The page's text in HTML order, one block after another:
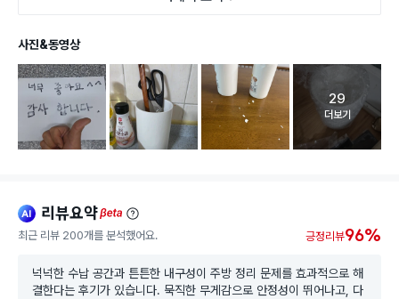
사진&동영상
고객 리뷰
29
더보기
ai 리뷰요약beta
최근 리뷰 200개를 분석했어요. 긍정리뷰96%
넉넉한 수납 공간과 튼튼한 내구성이 주방 정리 문제를 효과적으로 해
결한다는 후기가 있습니다. 묵직한 무게감으로 안정성이 뛰어나고, 다